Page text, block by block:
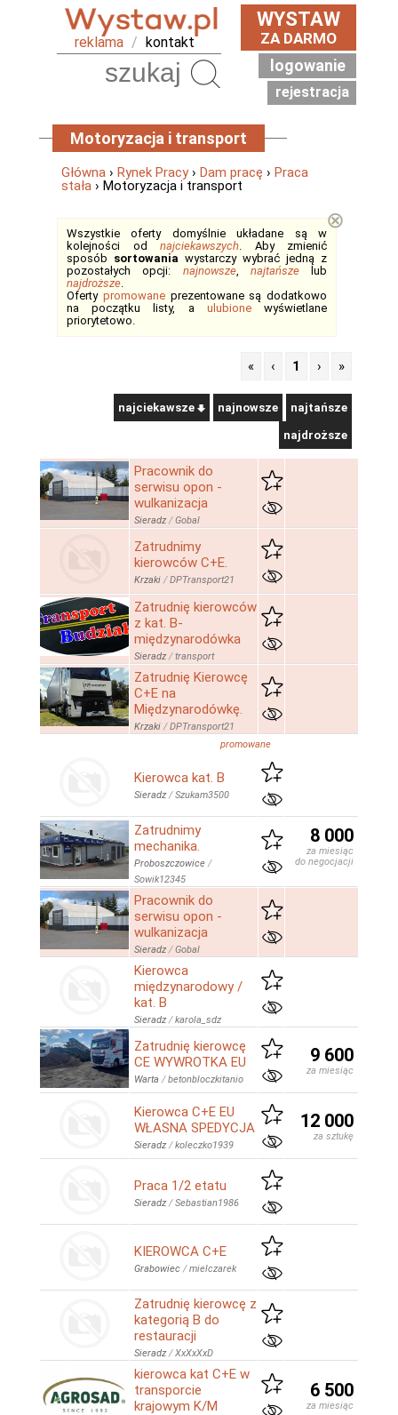
reklama / kontakt
WYSTAW
ZA DARMO
logowanie
rejestracja
Motoryzacja i transport
Główna › Rynek Pracy› Dam pracę › Praca
stała › Motoryzacja i transport
Wszystkie oferty domyślnie układane są w
kolejności od najciekawszych. Aby zmienić
sposób sortowania wystarczy wybrać jedną z
pozostałych opcji: najnowsze, najtańszelub
najdroższe.
Oferty promowaneprezentowane są dodatkowo
na początku listy, a ulubionewyświetlane
priorytetowo.
⊗
« ‹ 1 › »
najciekawsze najnowsze najtańsze
najdroższe
Pracownik do
serwisu opon -
wulkanizacja
Sieradz /Gobal
Zatrudnimy
kierowców C+E.
Krzaki /DPTransport21
Zatrudnię kierowców
z kat. B-
międzynarodówka
Sieradz /transport
Zatrudnię Kierowcę
C+E na
Międzynarodówkę.
Krzaki /DPTransport21
promowane
Kierowca kat. B
Sieradz /Szukam3500
Zatrudnimy
mechanika.
Proboszczowice /
Sowik12345
8 000
za miesiąc
do negocjacji
Pracownik do
serwisu opon -
wulkanizacja
Sieradz /Gobal
Kierowca
międzynarodowy /
kat. B
Sieradz /karola_sdz
Zatrudnię kierowcę
CE WYWROTKA EU
Warta /betonbloczkitanio
9 600
za miesiąc
Kierowca C+E EU
WŁASNA SPEDYCJA
Sieradz /koleczko1939
12 000
za sztukę
Praca 1/2 etatu
Sieradz /Sebastian1986
KIEROWCA C+E
Grabowiec /mielczarek
Zatrudnię kierowcę z
kategorią B do
restauracji
Sieradz /XxXxXxD
kierowca kat C+E w
transporcie
krajowym K/M
6 500
za miesiąc